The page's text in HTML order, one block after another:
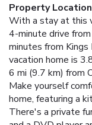
Property Location
With a stay at this
4-minute drive
minutes from
vacation home is
6 mi (9.7 km) from
Make yourself
home, featuring a
There's a private